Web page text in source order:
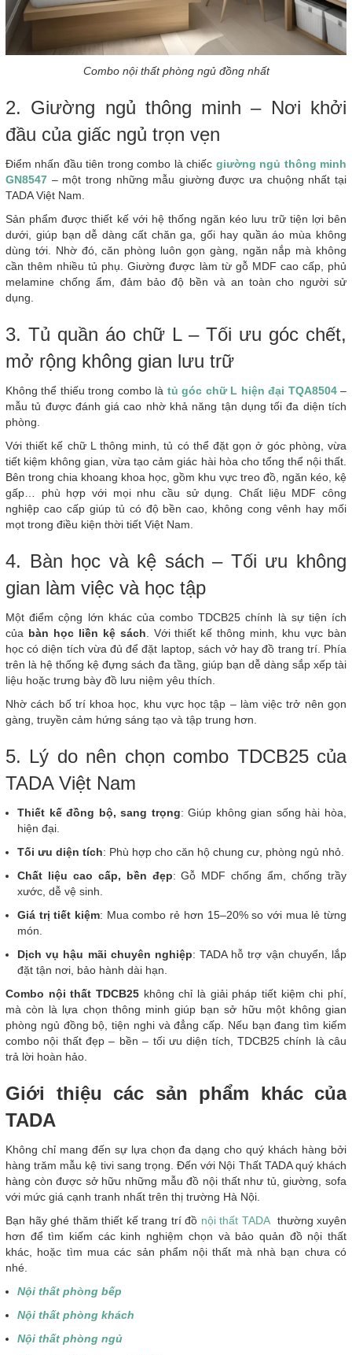
Combo nội thất phòng ngủ đồng nhất
2. Giường ngủ thông minh – Nơi khởi
đầu của giấc ngủ trọn vẹn
Điểm nhấn đầu tiên trong combo là chiếc giường ngủ thông minh
GN8547 – một trong những mẫu giường được ưa chuộng nhất tại
TADA Việt Nam.
Sản phẩm được thiết kế với hệ thống ngăn kéo lưu trữ tiện lợi bên
dưới, giúp bạn dễ dàng cất chăn ga, gối hay quần áo mùa không
dùng tới. Nhờ đó, căn phòng luôn gọn gàng, ngăn nắp mà không
cần thêm nhiều tủ phụ. Giường được làm từ gỗ MDF cao cấp, phủ
melamine chống ẩm, đảm bảo độ bền và an toàn cho người sử
dụng.
3. Tủ quần áo chữ L – Tối ưu góc chết,
mở rộng không gian lưu trữ
Không thể thiếu trong combo là tủ góc chữ L hiện đại TQA8504–
mẫu tủ được đánh giá cao nhờ khả năng tận dụng tối đa diện tích
phòng.
Với thiết kế chữ L thông minh, tủ có thể đặt gọn ở góc phòng, vừa
tiết kiệm không gian, vừa tạo cảm giác hài hòa cho tổng thể nội thất.
Bên trong chia khoang khoa học, gồm khu vực treo đồ, ngăn kéo, kệ
gấp… phù hợp với mọi nhu cầu sử dụng. Chất liệu MDF công
nghiệp cao cấp giúp tủ có độ bền cao, không cong vênh hay mối
mọt trong điều kiện thời tiết Việt Nam.
4. Bàn học và kệ sách – Tối ưu không
gian làm việc và học tập
Một điểm cộng lớn khác của combo TDCB25 chính là sự tiện ích
của bàn học liền kệ sách . Với thiết kế thông minh, khu vực bàn
học có diện tích vừa đủ để đặt laptop, sách vở hay đồ trang trí. Phía
trên là hệ thống kệ đựng sách đa tầng, giúp bạn dễ dàng sắp xếp tài
liệu hoặc trưng bày đồ lưu niệm yêu thích.
Nhờ cách bố trí khoa học, khu vực học tập – làm việc trở nên gọn
gàng, truyền cảm hứng sáng tạo và tập trung hơn.
5. Lý do nên chọn combo TDCB25 của
TADA Việt Nam
Thiết kế đồng bộ, sang trọng: Giúp không gian sống hài hòa,
hiện đại.
Tối ưu diện tích: Phù hợp cho căn hộ chung cư, phòng ngủ nhỏ.
Chất liệu cao cấp, bền đẹp: Gỗ MDF chống ẩm, chống trầy
xước, dễ vệ sinh.
Giá trị tiết kiệm: Mua combo rẻ hơn 15–20% so với mua lẻ từng
món.
Dịch vụ hậu mãi chuyên nghiệp: TADA hỗ trợ vận chuyển, lắp
đặt tận nơi, bảo hành dài hạn.
Combo nội thất TDCB25 không chỉ là giải pháp tiết kiệm chi phí,
mà còn là lựa chọn thông minh giúp bạn sở hữu một không gian
phòng ngủ đồng bộ, tiện nghi và đẳng cấp. Nếu bạn đang tìm kiếm
combo nội thất đẹp – bền – tối ưu diện tích, TDCB25 chính là câu
trả lời hoàn hảo.
Giới thiệu các sản phẩm khác của
TADA
Không chỉ mang đến sự lựa chọn đa dạng cho quý khách hàng bởi
hàng trăm mẫu kệ tivi sang trọng. Đến với Nội Thất TADA quý khách
hàng còn được sở hữu những mẫu đồ nội thất như tủ, giường, sofa
với mức giá cạnh tranh nhất trên thị trường Hà Nội.
Bạn hãy ghé thăm thiết kế trang trí đồ nội thất TADA thường xuyên
hơn để tìm kiếm các kinh nghiệm chọn và bảo quản đồ nội thất
khác, hoặc tìm mua các sản phẩm nội thất mà nhà bạn chưa có
nhé.
Nội thất phòng bếp
Nội thất phòng khách
Nội thất phòng ngủ